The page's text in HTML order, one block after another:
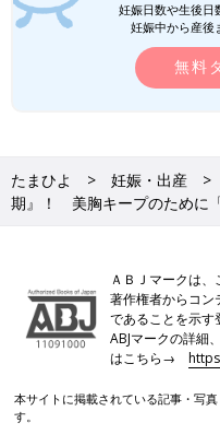
妊娠日数や生後日
妊娠中から産後
無料
たまひよ 妊娠・出産
期』！ 美胸キープのために
ＡＢＪマークは、
著作権者からコン
であることを示す
ABJマークの詳細
はこちら→
本サイトに掲載されている記事・写
す。